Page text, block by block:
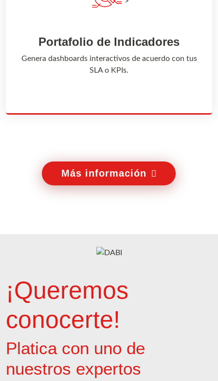
Portafolio de Indicadores
Genera dashboards interactivos de acuerdo con tus
SLA o KPIs.
Más información
¡Queremos
conocerte!
Platica con uno de
nuestros expertos